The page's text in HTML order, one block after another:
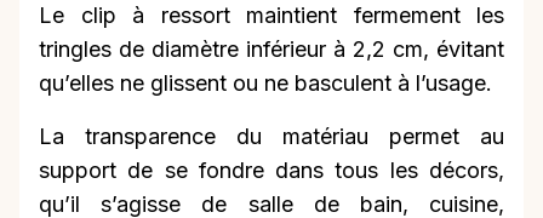
Le clip à ressort maintient fermement les
tringles de diamètre inférieur à 2,2 cm, évitant
qu’elles ne glissent ou ne basculent à l’usage.
La transparence du matériau permet au
support de se fondre dans tous les décors,
qu’il s’agisse de salle de bain, cuisine,